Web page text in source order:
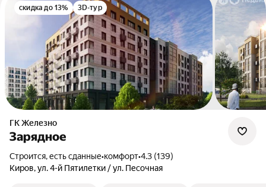
скидка до 13% 3D-тур
ГК Железно
Зарядное
Строится, есть сданные•комфорт•4.3 (139)
Киров, ул. 4-й Пятилетки / ул. Песочная